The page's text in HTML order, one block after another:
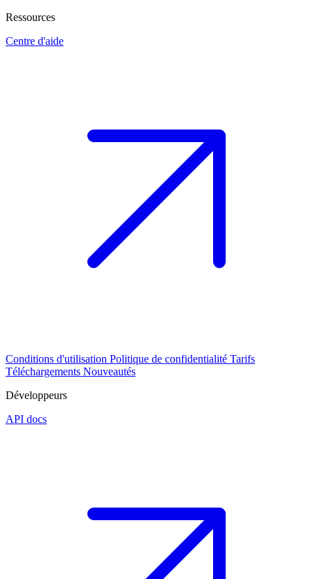
Ressources
Centre d'aide
Conditions d'utilisation Politique de confidentialité Tarifs
Téléchargements Nouveautés
Développeurs
API docs